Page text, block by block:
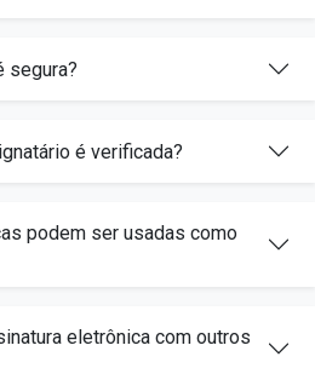
segura?
é verificada?
podem ser usadas como
eletrônica com outros